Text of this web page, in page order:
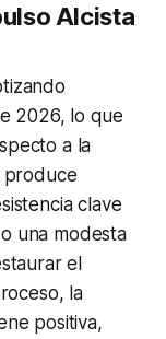
Alcista
2026, lo que
a la
produce
clave
una modesta
el
la
positiva,